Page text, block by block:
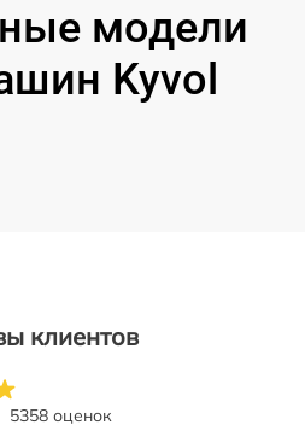
модели
Kyvol
клиентов
5358 оценок